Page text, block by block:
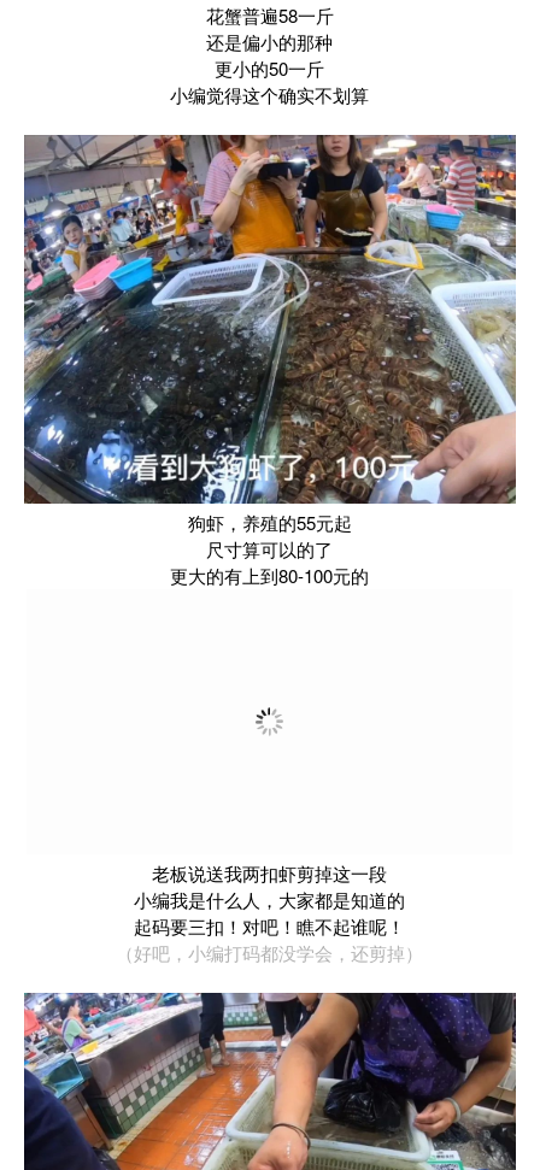
花蟹普遍58一斤
还是偏小的那种
更小的50一斤
小编觉得这个确实不划算
狗虾，养殖的55元起
尺寸算可以的了
更大的有上到80-100元的
老板说送我两扣虾剪掉这一段
小编我是什么人，大家都是知道的
起码要三扣！对吧！瞧不起谁呢！
（好吧，小编打码都没学会，还剪掉）